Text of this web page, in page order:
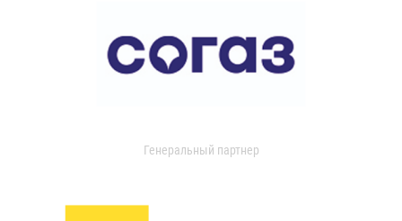
Генеральный партнер